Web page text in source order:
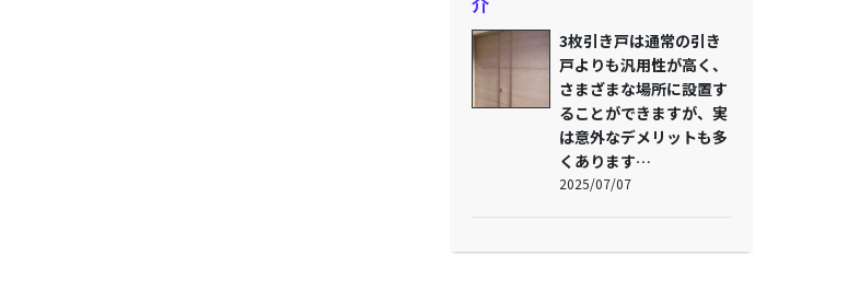
3枚引き戸は通常の引き
戸よりも汎用性が高く、
さまざまな場所に設置す
ることができますが、実
は意外なデメリットも多
くあります…
2025/07/07